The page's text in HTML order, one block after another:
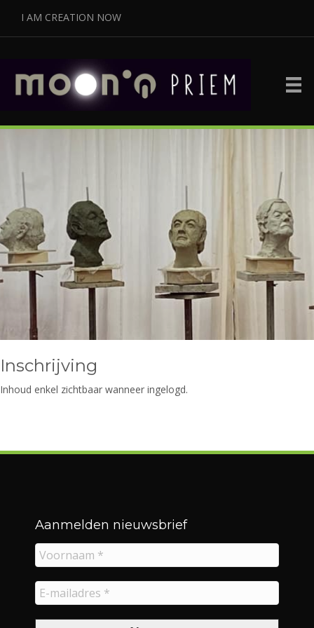
I AM CREATION NOW
Inschrijving
Inhoud enkel zichtbaar wanneer ingelogd.
Aanmelden nieuwsbrief